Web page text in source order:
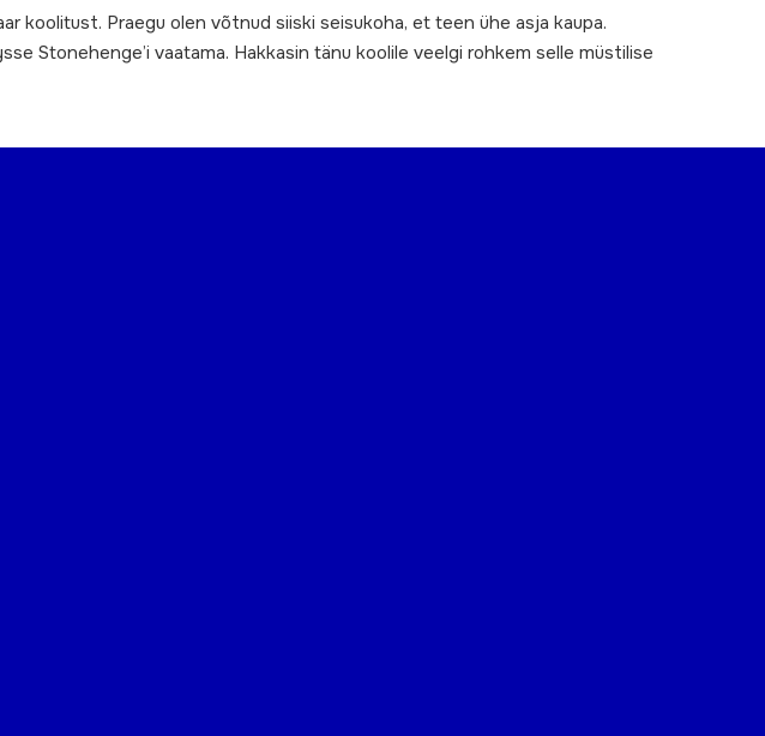
koolitust. Praegu olen võtnud siiski seisukoha, et teen ühe asja kaupa.
Stonehenge’i vaatama. Hakkasin tänu koolile veelgi rohkem selle müstilise